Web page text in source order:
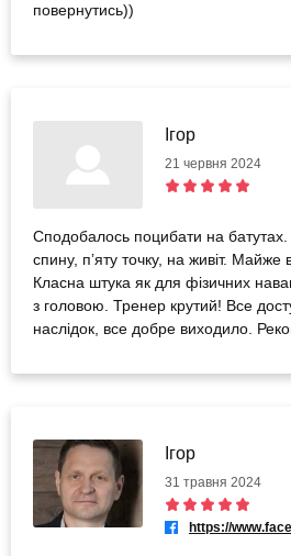
повернутись))
Ігор
21 червня 2024
Сподобалось поцибати на
спину, пʼяту точку, на живіт. Майже
Класна штука як для фізичних
з головою. Тренер крутий! Все
наслідок, все добре виходило.
Ігор
31 травня 2024